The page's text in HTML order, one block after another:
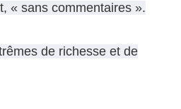
« sans commentaires ».
de richesse et de